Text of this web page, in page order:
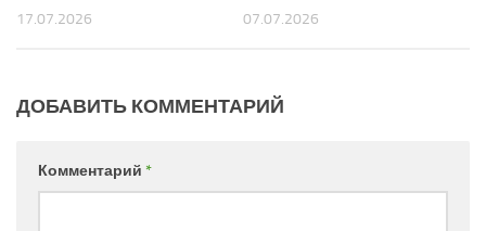
17.07.2026 07.07.2026
ДОБАВИТЬ КОММЕНТАРИЙ
Комментарий *